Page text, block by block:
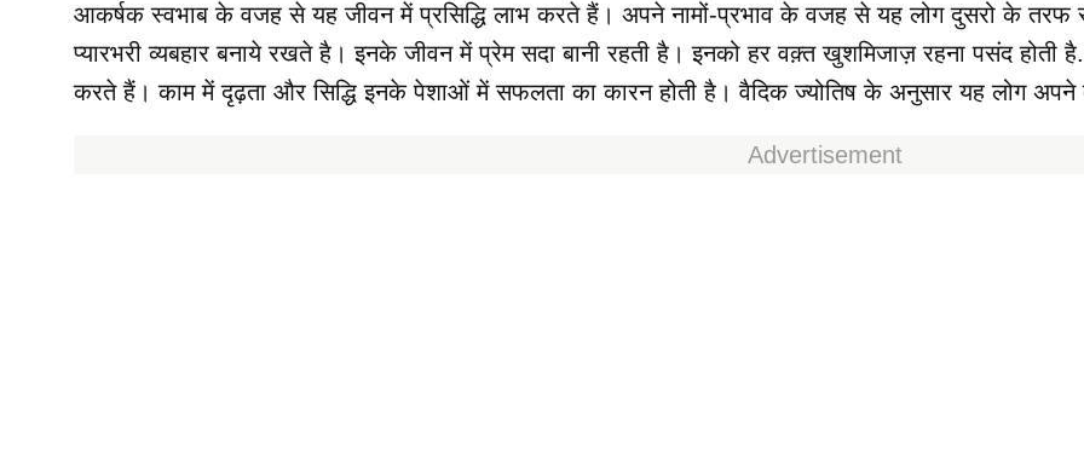
आकर्षक स्वभाब के वजह से यह जीवन में प्रसिद्धि लाभ करते हैं। अपने नामों-प्रभाव के वजह से यह लोग दुसरो के
प्यारभरी व्यबहार बनाये रखते है। इनके जीवन में प्रेम सदा बानी रहती है। इनको हर वक़्त खुशमिजाज़ रहना पसंद होती
करते हैं। काम में दृढ़ता और सिद्धि इनके पेशाओं में सफलता का कारन होती है। वैदिक ज्योतिष के अनुसार यह लोग अपने
Advertisement